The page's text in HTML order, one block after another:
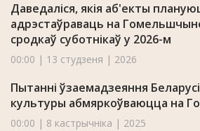
Даведаліся, якія аб'екты
адрэстаўраваць на
сродкаў суботнікаў у 2026-м
00:00 | 13 студзеня | 2026
Пытанні ўзаемадзеяння Беларусі
культуры абмяркоўваюцца на
00:00 | 8 кастрычніка | 2025